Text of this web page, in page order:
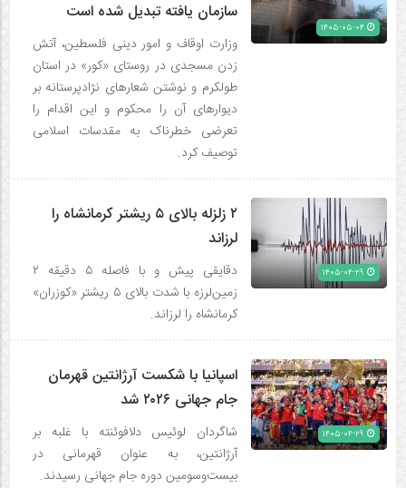
سازمان‌ یافته تبدیل شده است
وزارت اوقاف و امور دینی فلسطین، آتش
زدن مسجدی در روستای «کور» در استان
طولکرم و نوشتن شعارهای نژادپرستانه بر
دیوارهای آن را محکوم و این اقدام را
تعرضی خطرناک به مقدسات اسلامی
توصیف کرد.
۲ زلزله‌ بالای ۵ ریشتر کرمانشاه را
لرزاند
دقایقی پیش و با فاصله ۵ دقیقه ۲
زمین‌لرزه با شدت بالای ۵ ریشتر «کوزران»
کرمانشاه را لرزاند.
اسپانیا با شکست آرژانتین قهرمان
جام جهانی ۲۰۲۶ شد
شاگردان لوئیس دلافوئنته با غلبه بر
آرژانتین، به عنوان قهرمانی در
بیست‌وسومین دوره جام جهانی رسیدند.